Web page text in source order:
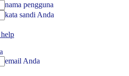
nama pengguna
kata sandi Anda
email Anda